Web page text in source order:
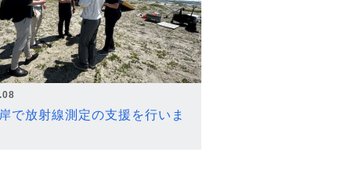
で放射線測定の支援を行いま